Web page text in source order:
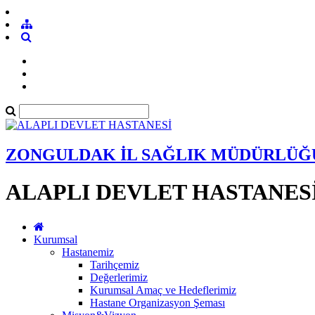
ZONGULDAK İL SAĞLIK
ALAPLI DEVLET
Kurumsal
Hastanemiz
Tarihçemiz
Değerlerimiz
Kurumsal Amaç ve Hedeflerimiz
Hastane Organizasyon Şeması